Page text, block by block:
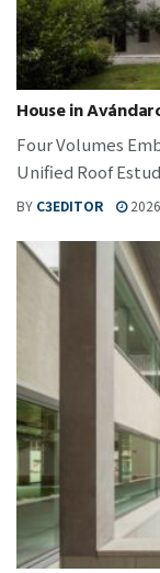
House in
Four Volumes
Unified Roof
BY C3EDITOR